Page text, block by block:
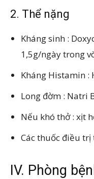
2. Thể nặng
Kháng sinh :
1,5g/ngày trong
Kháng Histamin :
Long đờm : Natri
Nếu khó thở : xịt
Các thuốc điều
IV. Phòng